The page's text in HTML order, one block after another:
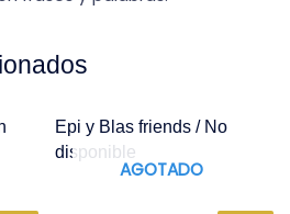
Epi y Blas friends / No
disponible
AGOTADO